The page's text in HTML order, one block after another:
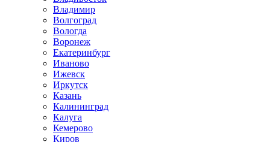
Владимир
Волгоград
Вологда
Воронеж
Екатеринбург
Иваново
Ижевск
Иркутск
Казань
Калининград
Калуга
Кемерово
Киров